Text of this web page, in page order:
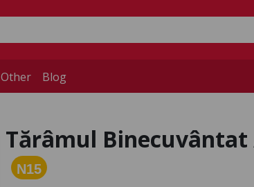
Other Blog
Tărâmul Binecuvântat
N15